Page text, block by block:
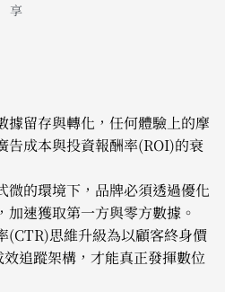
享
據留存與轉化，任何體驗上的摩
告成本與投資報酬率(ROI)的衰
微的環境下，品牌必須透過優化
加速獲取第一方與零方數據。
(CTR)思維升級為以顧客終身價
追蹤架構，才能真正發揮數位